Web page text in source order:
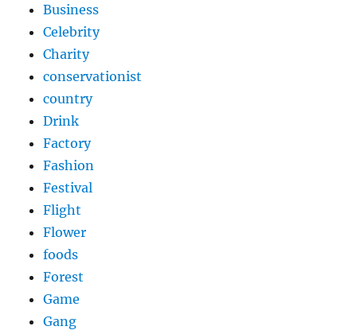
Business
Celebrity
Charity
conservationist
country
Drink
Factory
Fashion
Festival
Flight
Flower
foods
Forest
Game
Gang